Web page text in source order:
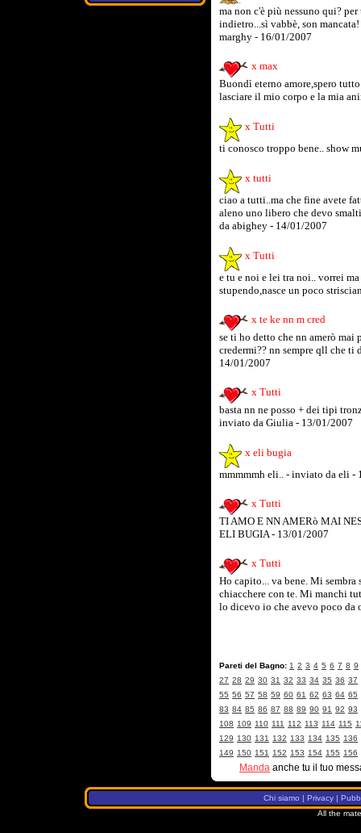
ma non c'è più nessuno qui?
indietro...sì vabbè, son
marghy - 16/01/2007
x max
Buondì eterno amore,spero
lasciare il mio corpo e la mia
x Tutti
ti conosco troppo bene.. show
x tutti
ciao a tutti..ma che fine avete
aleno uno libero che devo
da abighey - 14/01/2007
x Tutti
e tu e noi e lei tra noi.. vorrei
stupendo,nasce un poco
x te ke nn m cred
se ti ho detto che nn amerò mai
credermi?? nn sempre qll che
14/01/2007
x Tutti
basta nn ne posso + dei tipi
inviato da Giulia - 13/01/2007
x eli bugia
mmmmmh eli.. - inviato da eli -
x Tutti
TI AMO E NN AMERò MAI
ELI BUGIA - 13/01/2007
x Tutti
Ho capito... va bene. Mi
chiacchere con te. Mi manchi
lo dicevo io che avevo poco da
Pareti del Bagno: 1 2 3 4 5 6 7 8 9
27 28 29 30 31 32 33 34 35 36 37
55 56 57 58 59 60 61 62 63 64 65
83 84 85 86 87 88 89 90 91 92 93
108 109 110 111 112 113 114 115
129 130 131 132 133 134 135 136
149 150 151 152 153 154 155 156
Manda anche tu il tuo
Chi siamo | Privacy |
All the